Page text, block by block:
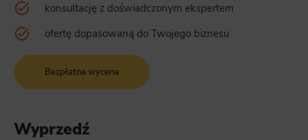
konsultację z doświadczonym ekspertem
ofertę dopasowaną do Twojego biznesu
Bezpłatna wycena
Wyprzedź